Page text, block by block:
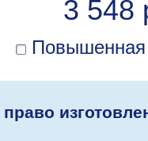
3 548
Повышенная
право